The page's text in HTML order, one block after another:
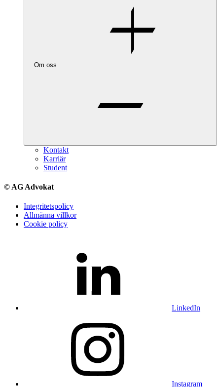
Om oss
Kontakt
Karriär
Student
© AG Advokat
Integritetspolicy
Allmänna villkor
Cookie policy
LinkedIn
Instagram